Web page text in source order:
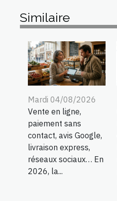
Similaire
Mardi 04/08/2026
Vente en ligne,
paiement sans
contact, avis Google,
livraison express,
réseaux sociaux… En
2026, la...